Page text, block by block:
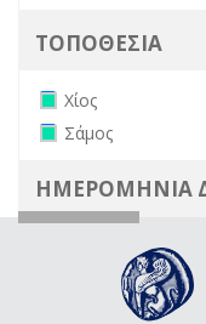
ΤΟΠΟΘΕΣΙΑ
Remove Χίος filter
Χίος
Remove Σάμος filter
Σάμος
ΗΜΕΡΟΜΗΝΙΑ